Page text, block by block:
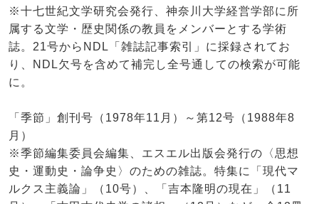
※十七世紀文学研究会発行、神奈川大学経営学部に所
属する文学・歴史関係の教員をメンバーとする学術
誌。21号からNDL「雑誌記事索引」に採録されてお
り、NDL欠号を含めて補完し全号通しての検索が可能
に。
「季節」創刊号（1978年11月）～第12号（1988年8
月）
※季節編集委員会編集、エスエル出版会発行の〈思想
史・運動史・論争史〉のための雑誌。特集に「現代マ
ルクス主義論」（10号）、「吉本隆明の現在」（11